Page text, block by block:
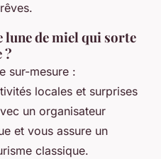
de miel qui sorte
?
sur-mesure :
locales et surprises
un organisateur
et vous assure un
classique.